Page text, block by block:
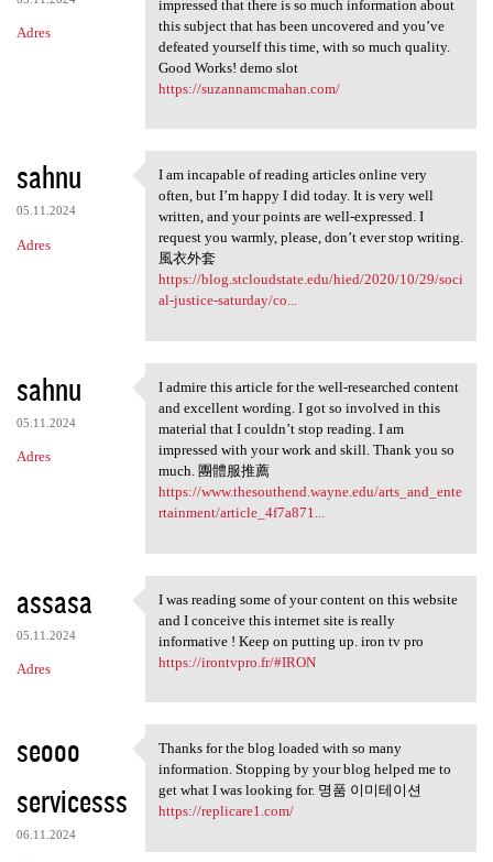
Adres
impressed that there is so much information about
this subject that has been uncovered and you’ve
defeated yourself this time, with so much quality.
Good Works! demo slot
https://suzannamcmahan.com/
sahnu
05.11.2024
Adres
I am incapable of reading
I am incapable of reading articles online very
often, but I’m happy I did today. It is very well
written, and your points are well-expressed. I
request you warmly, please, don’t ever stop writing.
風衣外套
https://blog.stcloudstate.edu/hied/2020/10/29/soci
al-justice-saturday/co...
sahnu
05.11.2024
Adres
I admire this article for the
I admire this article for the well-researched content
and excellent wording. I got so involved in this
material that I couldn’t stop reading. I am
impressed with your work and skill. Thank you so
much. 團體服推薦
https://www.thesouthend.wayne.edu/arts_and_ente
rtainment/article_4f7a871...
assasa
05.11.2024
Adres
I was reading some of your
I was reading some of your content on this website
and I conceive this internet site is really
informative ! Keep on putting up. iron tv pro
https://irontvpro.fr/#IRON
seooo
servicesss
06.11.2024
Thanks for the blog loaded
Thanks for the blog loaded with so many
information. Stopping by your blog helped me to
get what I was looking for. 명품 이미테이션
https://replicare1.com/